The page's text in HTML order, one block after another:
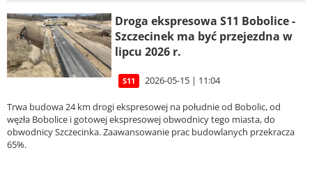
Droga ekspresowa S11 Bobolice -
Szczecinek ma być przejezdna w
lipcu 2026 r.
S11 2026-05-15 | 11:04
Trwa budowa 24 km drogi ekspresowej na południe od Bobolic, od
węzła Bobolice i gotowej ekspresowej obwodnicy tego miasta, do
obwodnicy Szczecinka. Zaawansowanie prac budowlanych przekracza
65%.